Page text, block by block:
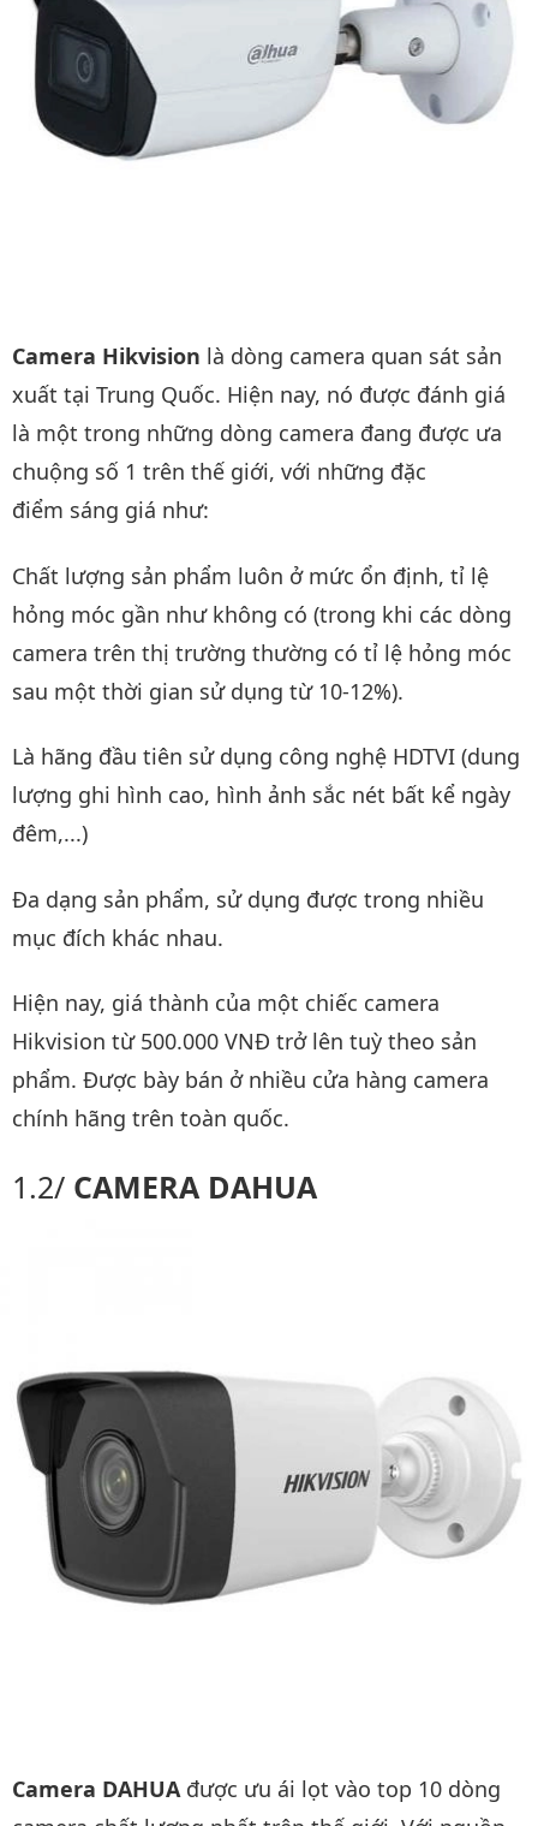
Camera Hikvision là dòng camera quan sát sản
xuất tại Trung Quốc. Hiện nay, nó được đánh giá
là một trong những dòng camera đang được ưa
chuộng số 1 trên thế giới, với những đặc
điểm sáng giá như:
Chất lượng sản phẩm luôn ở mức ổn định, tỉ lệ
hỏng móc gần như không có (trong khi các dòng
camera trên thị trường thường có tỉ lệ hỏng móc
sau một thời gian sử dụng từ 10-12%).
Là hãng đầu tiên sử dụng công nghệ HDTVI (dung
lượng ghi hình cao, hình ảnh sắc nét bất kể ngày
đêm,...)
Đa dạng sản phẩm, sử dụng được trong nhiều
mục đích khác nhau.
Hiện nay, giá thành của một chiếc camera
Hikvision từ 500.000 VNĐ trở lên tuỳ theo sản
phẩm. Được bày bán ở nhiều cửa hàng camera
chính hãng trên toàn quốc.
CAMERA DAHUA
Camera DAHUA được ưu ái lọt vào top 10 dòng